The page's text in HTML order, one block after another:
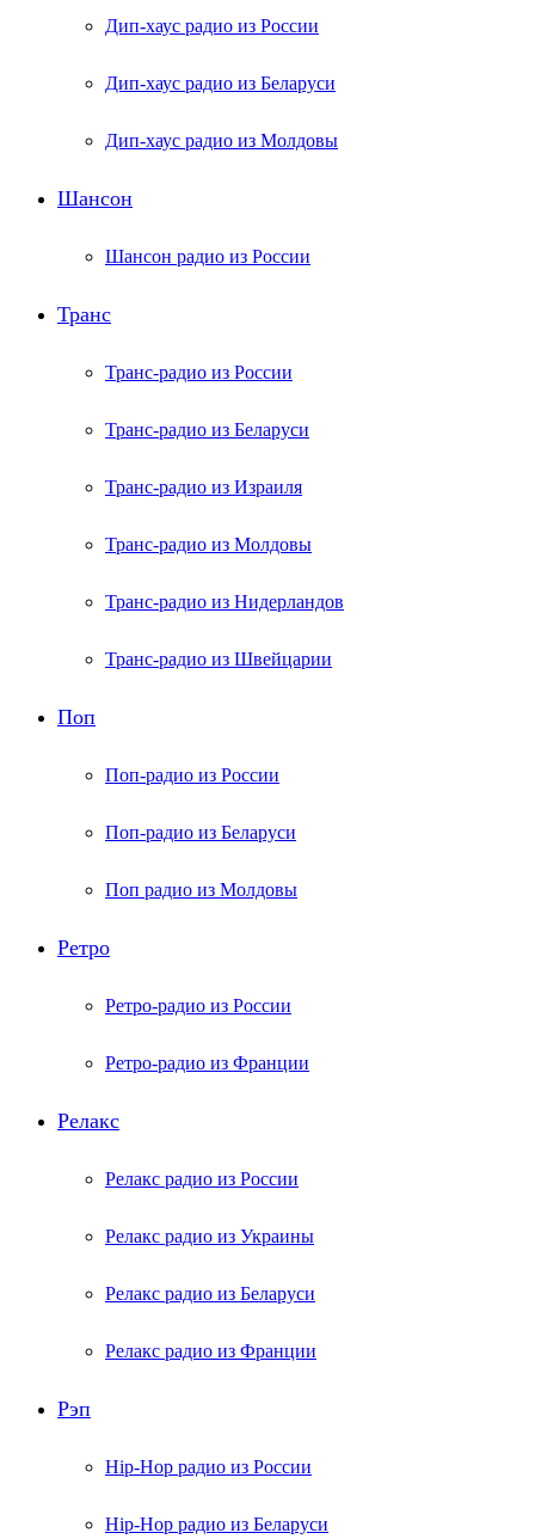
Дип-хаус радио из России
Дип-хаус радио из Беларуси
Дип-хаус радио из Молдовы
Шансон
Шансон радио из России
Транс
Транс-радио из России
Транс-радио из Беларуси
Транс-радио из Израиля
Транс-радио из Молдовы
Транс-радио из Нидерландов
Транс-радио из Швейцарии
Поп
Поп-радио из России
Поп-радио из Беларуси
Поп радио из Молдовы
Ретро
Ретро-радио из России
Ретро-радио из Франции
Релакс
Релакс радио из России
Релакс радио из Украины
Релакс радио из Беларуси
Релакс радио из Франции
Рэп
Hip-Hop радио из России
Hip-Hop радио из Беларуси